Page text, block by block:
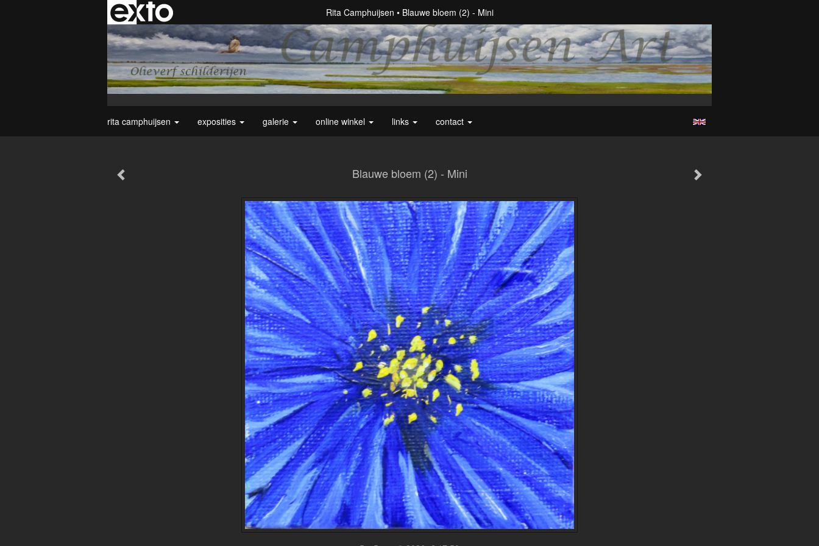
Rita Camphuijsen Blauwe bloem (2) - Mini
rita camphuijsen exposities galerie online winkel links contact
Blauwe bloem (2) - Mini